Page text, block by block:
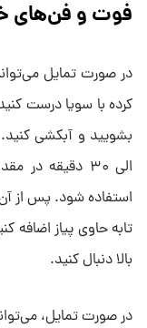
فوت و فن‌های
در صورت تمایل
کرده با سویا درست
الی ۳۰ دقیقه
استفاده شود. پس از
تابه حاوی پیاز اضافه
بالا دنبال کنید.
در صورت تمایل،